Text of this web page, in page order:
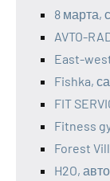
8 марта,
AVTO-
East-
Fishka,
FIT
Fitness
Forest
H2O,